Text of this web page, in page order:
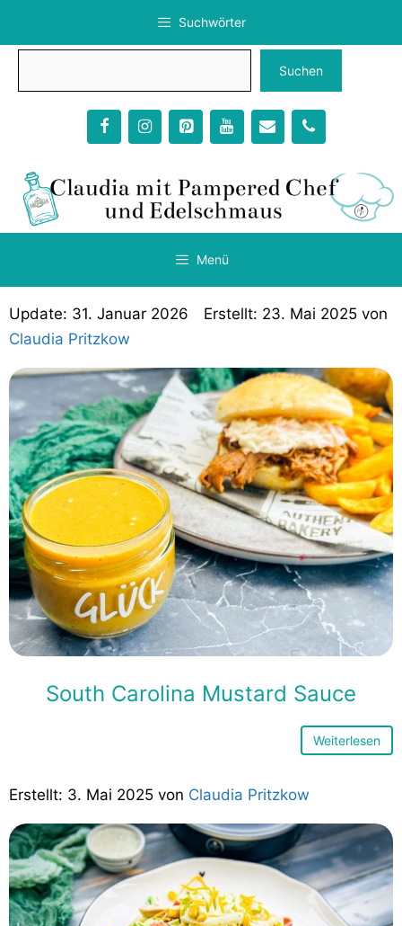
springen
Suchwörter
Suchen
Menü
31. Januar 2026 23. Mai 2025 von
Claudia Pritzkow
South Carolina Mustard Sauce
Weiterlesen
3. Mai 2025 von Claudia Pritzkow